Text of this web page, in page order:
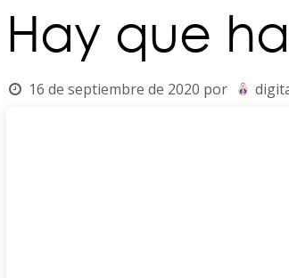
Hay que
16 de septiembre de 2020 por